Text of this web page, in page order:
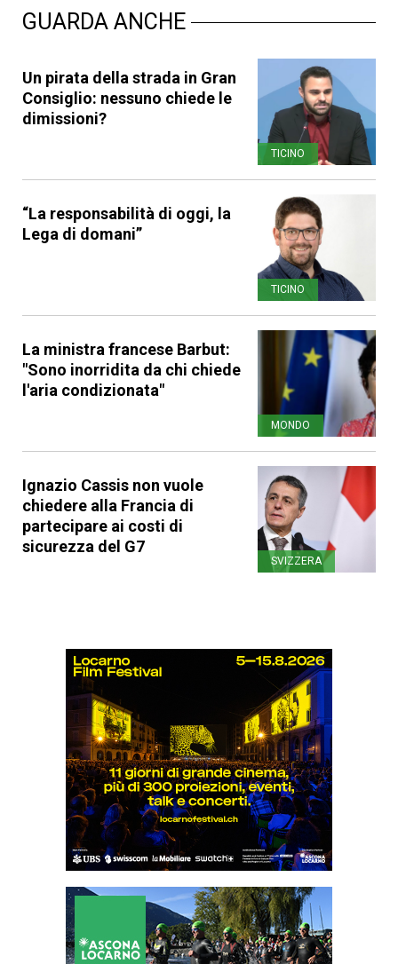
GUARDA ANCHE
Un pirata della strada in Gran
Consiglio: nessuno chiede le
dimissioni?
TICINO
“La responsabilità di oggi, la
Lega di domani”
TICINO
La ministra francese Barbut:
"Sono inorridita da chi chiede
l'aria condizionata"
MONDO
Ignazio Cassis non vuole
chiedere alla Francia di
partecipare ai costi di
sicurezza del G7
SVIZZERA